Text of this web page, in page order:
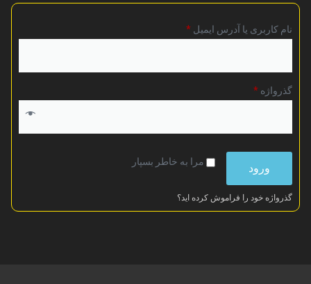
نام کاربری یا آدرس ایمیل *
گذرواژه *
مرا به خاطر بسپار ورود
گذرواژه خود را فراموش کرده اید؟